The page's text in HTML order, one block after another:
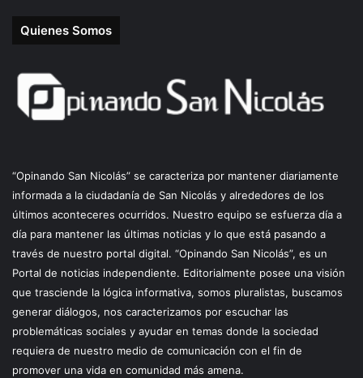
Quienes Somos
“Opinando San Nicolás” se caracteriza por mantener diariamente
informada a la ciudadanía de San Nicolás y alrededores de los
últimos aconteceres ocurridos. Nuestro equipo se esfuerza día a
día para mantener las últimas noticias y lo que está pasando a
través de nuestro portal digital. “Opinando San Nicolás”, es un
Portal de noticias independiente. Editorialmente posee una visión
que trasciende la lógica informativa, somos pluralistas, buscamos
generar diálogos, nos caracterizamos por escuchar las
problemáticas sociales y ayudar en temas donde la sociedad
requiera de nuestro medio de comunicación con el fin de
promover una vida en comunidad más amena.